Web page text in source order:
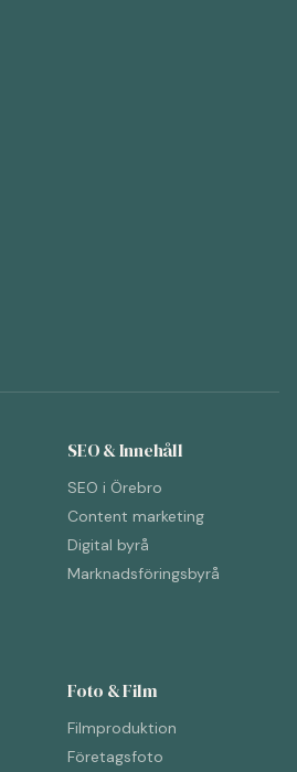
SEO & Innehåll
SEO i Örebro
Content marketing
Digital byrå
Marknadsföringsbyrå
Foto & Film
Filmproduktion
Företagsfoto